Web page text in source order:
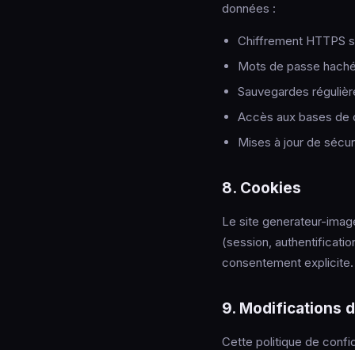
données :
Chiffrement HTTPS
Mots de passe
Sauvegardes
Accès aux bases de
Mises à jour de
8. Cookies
Le site generateur-
(session,
consentement explicite.
9. Modifications
Cette politique de